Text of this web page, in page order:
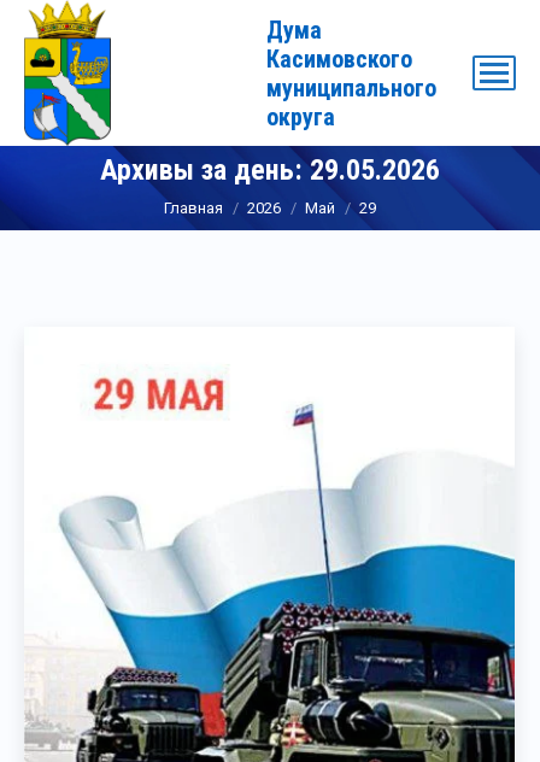
Дума
Касимовского
муниципального
округа
Архивы за день:29.05.2026
Вы здесь:
Главная 2026 Май 29